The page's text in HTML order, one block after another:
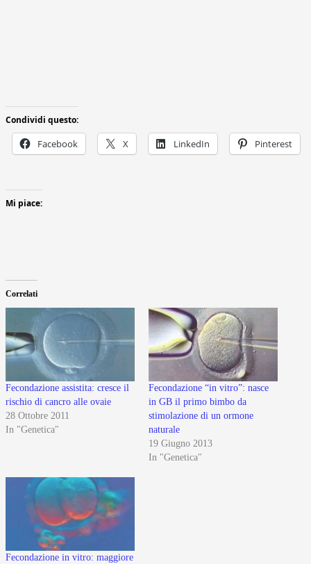
Condividi questo:
Facebook X LinkedIn Pinterest
Mi piace:
Correlati
Fecondazione assistita: cresce il
rischio di cancro alle ovaie
28 Ottobre 2011
In "Genetica"
Fecondazione “in vitro”: nasce
in GB il primo bimbo da
stimolazione di un ormone
naturale
19 Giugno 2013
In "Genetica"
Fecondazione in vitro: maggiore